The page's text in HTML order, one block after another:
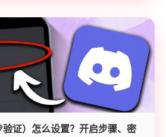
证）怎么设置？开启步骤、密